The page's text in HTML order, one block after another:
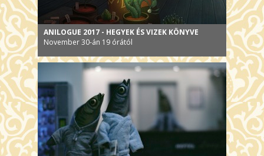
ANILOGUE 2017 - HEGYEK ÉS VIZEK KÖNYVE
November 30-án 19 órától